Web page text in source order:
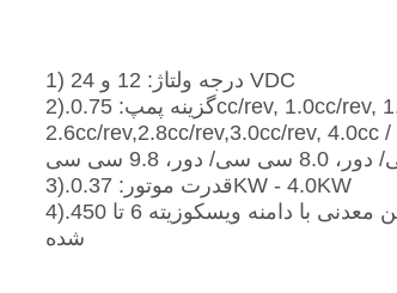
1) درجه ولتاژ: 12 و 24 VDC
2).گزینه پمپ: 0.75cc/rev, 1.0cc/rev, 1.2cc/rev, 1.6cc/rev, 2.1cc/rev, 2.4cc/rev,
2.6cc/rev,2.8cc/rev,3.0cc/rev, 4.0cc / دور، 5.0 سی سی/ دور، 6.0 سی سی/ دور، 7.0
3).قدرت موتور: 0.37KW - 4.0KW
4).روغن هیدرولیک: روغن معدنی با دامنه ویسکوزیته 6 تا 450 cSt در دمای کار تثبیت
شده